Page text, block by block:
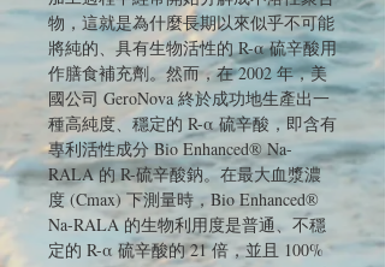
物，這就是為什麼長期以來似乎不可能
將純的、具有生物活性的 R-α 硫辛酸用
作膳食補充劑。然而，在 2002 年，美
國公司 GeroNova 終於成功地生產出一
種高純度、穩定的 R-α 硫辛酸，即含有
專利活性成分 Bio Enhanced® Na-
RALA 的 R-硫辛酸鈉。在最大血漿濃
度 (Cmax) 下測量時，Bio Enhanced®
Na-RALA 的生物利用度是普通、不穩
定的 R-α 硫辛酸的 21 倍，並且 100%